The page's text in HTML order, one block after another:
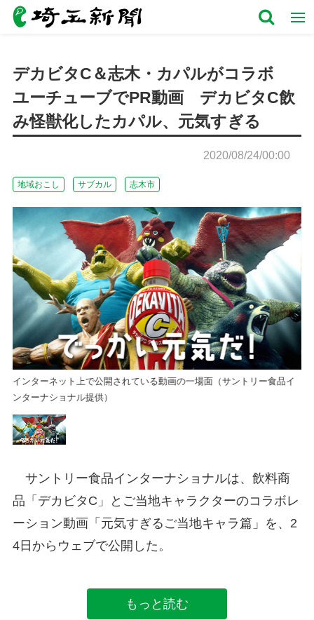
デカビタC＆志木・カパルがコラボ
ユーチューブでPR動画 デカビタC飲
み怪獣化したカパル、元気すぎる
2020/08/24/00:00
地域おこし サブカル 志木市
インターネット上で公開されている動画の一場面（サントリー食品イ
ンターナショナル提供）
サントリー食品インターナショナルは、飲料商
品「デカビタC」とご当地キャラクターのコラボレ
ーション動画「元気すぎるご当地キャラ篇」を、2
4日からウェブで公開した。
もっと読む